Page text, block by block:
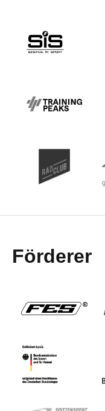
Förderer